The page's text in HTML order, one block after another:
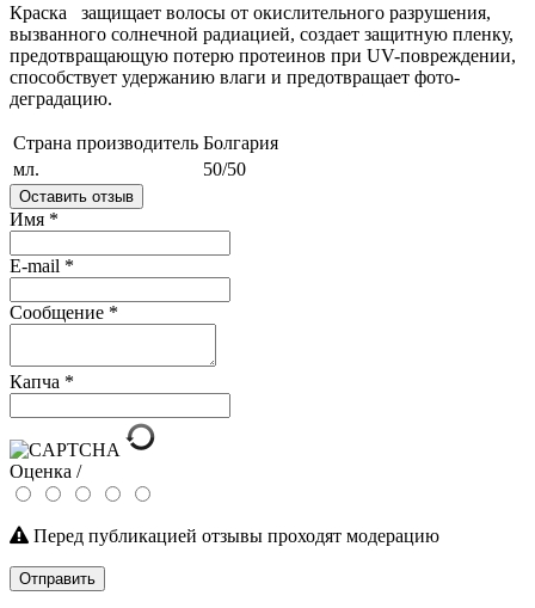
Краска защищает волосы от окислительного разрушения,
вызванного солнечной радиацией, создает защитную пленку,
предотвращающую потерю протеинов при UV-повреждении,
способствует удержанию влаги и предотвращает фото-
деградацию.
Страна производитель Болгария
мл.
50/50
Оставить отзыв
Имя *
E-mail *
Сообщение *
Капча *
Оценка /
Перед публикацией отзывы проходят модерацию
Отправить